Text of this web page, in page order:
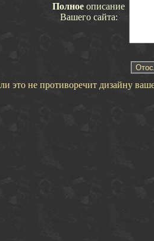
Полное описание
Вашего сайта:
это не противоречит дизайну